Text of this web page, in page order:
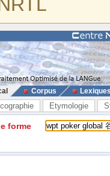
Corpus
Etymologie
forme